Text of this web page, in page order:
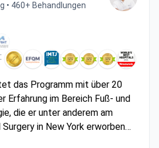
• 460+ Behandlungen
das Programm mit über 20
Erfahrung im Bereich Fuß- und
die er unter anderem am
in New York erworben
Teknon Medical Center